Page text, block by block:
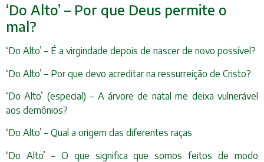
‘Do Alto’ – Por que Deus permite o
mal?
‘Do Alto’ – É a virgindade depois de nascer de novo possível?
‘Do Alto’ – Por que devo acreditar na ressurreição de Cristo?
‘Do Alto’ (especial) – A árvore de natal me deixa vulnerável
aos demônios?
‘Do Alto’ – Qual a origem das diferentes raças
‘Do Alto’ – O que significa que somos feitos de modo